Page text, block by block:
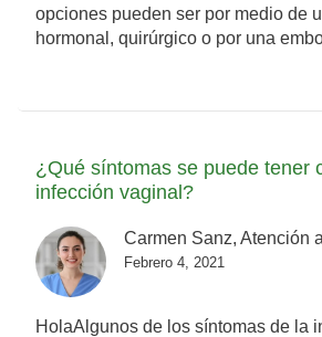
opciones pueden ser por medio de
hormonal, quirúrgico o por una
¿Qué síntomas se puede tener
infección vaginal?
Carmen Sanz, Atención
Febrero 4, 2021
HolaAlgunos de los síntomas de la